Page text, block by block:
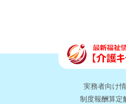
実務者向け
制度報酬算定